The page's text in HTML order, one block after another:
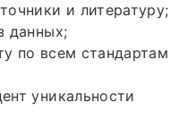
и литературу;
данных;
по всем стандартам
уникальности